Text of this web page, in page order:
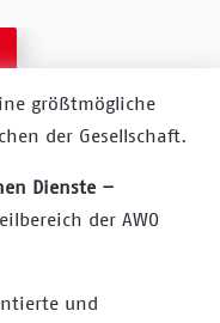
größtmögliche
der Gesellschaft.
Dienste –
der AWO
und